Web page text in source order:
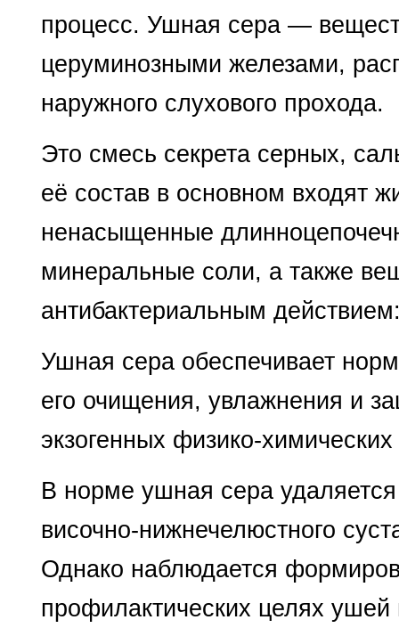
процесс. Ушная сера —
церуминозными железами,
наружного слухового прохода.
Это смесь секрета серных,
её состав в основном входят
ненасыщенные
минеральные соли, а также
антибактериальным
Ушная сераобеспечивает
его очищения, увлажнения и
экзогенных физико-
В норме ушная сера
височно-нижнечелюстного
Однако наблюдается
профилактических целях